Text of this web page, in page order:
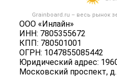
Grainboard.ru – весь рынок
ООО «Инлайн»
ИНН: 7805355672
КПП: 780501001
ОГРН: 1047855085442
Юридический адрес:
Московский проспект,
Контактная
Политика обработки